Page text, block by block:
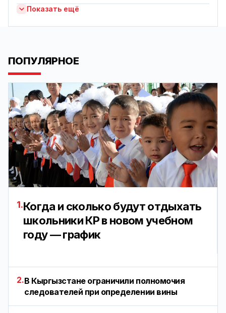
Показать ещё
ПОПУЛЯРНОЕ
1.Когда и сколько будут отдыхать
школьники КР в новом учебном
году — график
2.В Кыргызстане ограничили полномочия
следователей при определении вины